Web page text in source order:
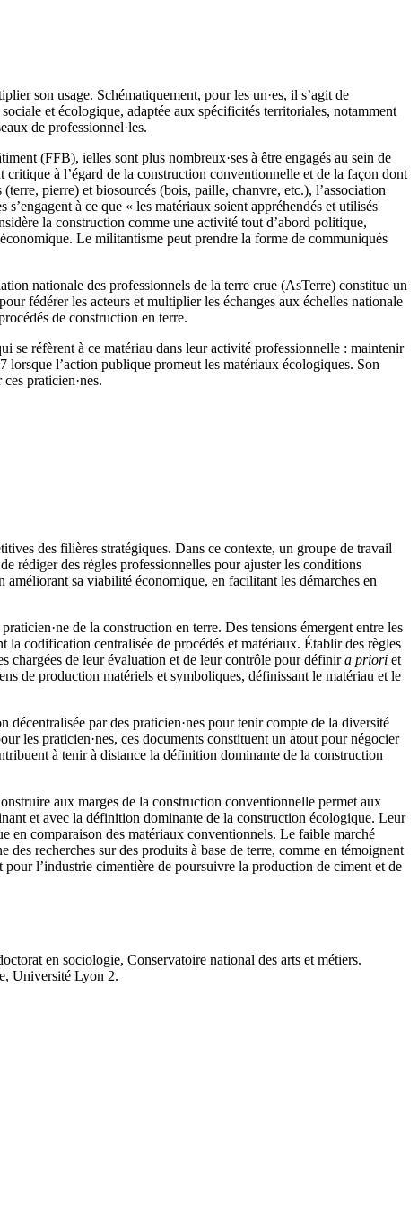
son usage. Schématiquement, pour les un·es, il s’agit de
et écologique, adaptée aux spécificités territoriales, notamment
de professionnel·les.
(FFB), ielles sont plus nombreux·ses à être engagés au sein de
à l’égard de la construction conventionnelle et de la façon dont
pierre) et biosourcés (bois, paille, chanvre, etc.), l’association
à ce que « les matériaux soient appréhendés et utilisés
la construction comme une activité tout d’abord politique,
Le militantisme peut prendre la forme de communiqués
nationale des professionnels de la terre crue (AsTerre) constitue un
fédérer les acteurs et multiplier les échanges aux échelles nationale
de construction en terre.
se réfèrent à ce matériau dans leur activité professionnelle : maintenir
l’action publique promeut les matériaux écologiques. Son
praticien·nes.
des filières stratégiques. Dans ce contexte, un groupe de travail
rédiger des règles professionnelles pour ajuster les conditions
sa viabilité économique, en facilitant les démarches en
de la construction en terre. Des tensions émergent entre les
la codification centralisée de procédés et matériaux. Établir des règles
chargées de leur évaluation et de leur contrôle pour définira priori et
de production matériels et symboliques, définissant le matériau et le
décentralisée par des praticien·nes pour tenir compte de la diversité
les praticien·nes, ces documents constituent un atout pour négocier
à tenir à distance la définition dominante de la construction
aux marges de la construction conventionnelle permet aux
et avec la définition dominante de la construction écologique. Leur
en comparaison des matériaux conventionnels. Le faible marché
recherches sur des produits à base de terre, comme en témoignent
l’industrie cimentière de poursuivre la production de ciment et de
en sociologie, Conservatoire national des arts et métiers.
Université Lyon 2.